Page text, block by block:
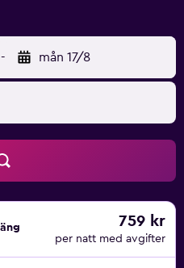
inomhuspool och
- mån 17/8
759 kr
per natt med avgifter